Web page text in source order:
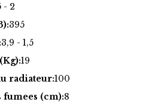
- 2
395
3,9 - 1,5
19
radiateur:100
fumees (cm):8